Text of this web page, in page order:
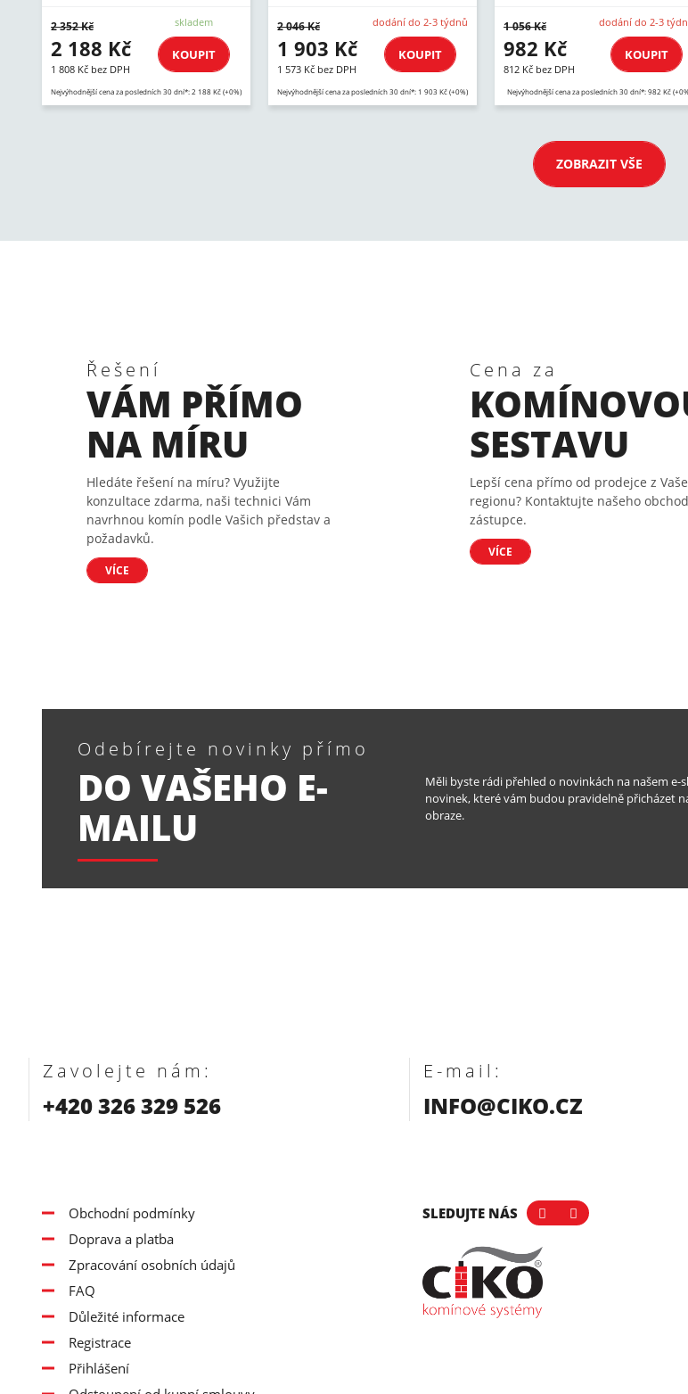
2 352 Kč
2 188 Kč
1 808 Kč bez DPH
skladem
KOUPIT
Nejvýhodnější cena za posledních 30 dní*: 2 188 Kč (+0%)
2 046 Kč
1 903 Kč
1 573 Kč bez DPH
dodání do 2-3 týdnů
KOUPIT
Nejvýhodnější cena za posledních 30 dní*: 1 903 Kč (+0%)
1 056 Kč
982 Kč
812 Kč bez DPH
dodání do 2-3
KOUPIT
Nejvýhodnější cena za posledních 30 dní*: 982 Kč
ZOBRAZIT VŠE
Řešení
VÁM PŘÍMO
NA MÍRU
Hledáte řešení na míru? Využijte
konzultace zdarma, naši technici Vám
navrhnou komín podle Vašich představ a
požadavků.
VÍCE
Cena za
SESTAVU
Lepší cena přímo od prodejce z
regionu? Kontaktujte našeho
zástupce.
VÍCE
Odebírejte novinky přímo
DO VAŠEHO E-
MAILU
Měli byste rádi přehled o novinkách na našem e-
novinek, které vám budou pravidelně přicházet
obraze.
Zavolejte nám:
+420 326 329 526
E-mail:
INFO@CIKO.CZ
Obchodní podmínky
Doprava a platba
Zpracování osobních údajů
FAQ
Důležité informace
Registrace
Přihlášení
SLEDUJTE NÁS